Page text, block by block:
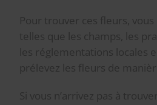
Pour trouver ces fleurs,
telles que les champs, les
les réglementations locales
prélevez les fleurs de
Si vous n’arrivez pas à